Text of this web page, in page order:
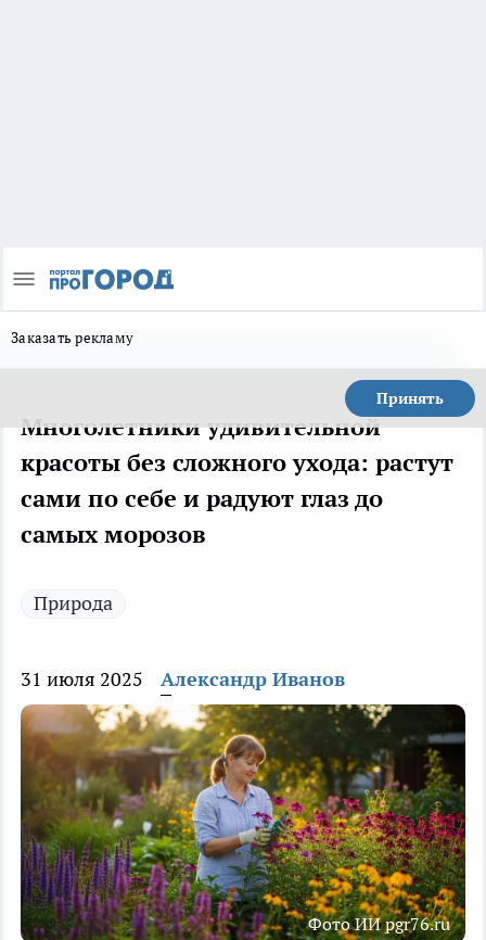
Заказать рекламу
Принять
Многолетники удивительной
красоты без сложного ухода: растут
сами по себе и радуют глаз до
самых морозов
Природа
31 июля 2025 Александр Иванов
Фото ИИ pgr76.ru